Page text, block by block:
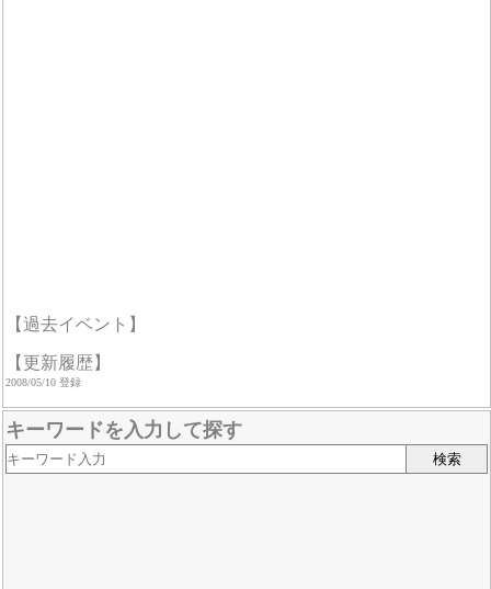
【過去イベント】
【更新履歴】
2008/05/10 登録
キーワードを入力して探す